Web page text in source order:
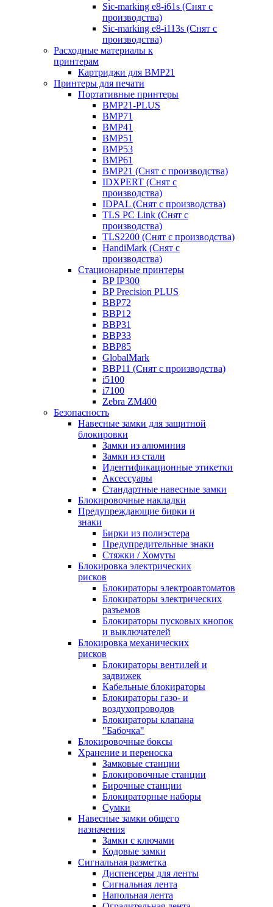
Sic-marking e8-i61s (Снят с
производства)
Sic-marking e8-i113s (Снят с
производства)
Расходные материалы к
принтерам
Картриджи для BMP21
Принтеры для печати
Портативные принтеры
BMP21-PLUS
BMP71
BMP41
BMP51
BMP53
BMP61
BMP21 (Снят с производства)
IDXPERT (Снят с
производства)
IDPAL (Снят с производства)
TLS PC Link (Снят с
производства)
TLS2200 (Снят с производства)
HandiMark (Снят с
производства)
Стационарные принтеры
BP IP300
BP Precision PLUS
BBP72
BBP12
BBP31
BBP33
BBP85
GlobalMark
BBP11 (Снят с производства)
i5100
i7100
Zebra ZM400
Безопасность
Навесные замки для защитной
блокировки
Замки из алюминия
Замки из стали
Идентификационные этикетки
Аксессуары
Стандартные навесные замки
Блокировочные накладки
Предупреждающие бирки и
знаки
Бирки из полиэстера
Предупредительные знаки
Стяжки / Хомуты
Блокировка электрических
рисков
Блокираторы электроавтоматов
Блокираторы электрических
разъемов
Блокираторы пусковых кнопок
и выключателей
Блокировка механических
рисков
Блокираторы вентилей и
задвижек
Кабельные блокираторы
Блокираторы газо- и
воздухопроводов
Блокираторы клапана
"Бабочка"
Блокировочные боксы
Хранение и переноска
Замковые станции
Блокировочные станции
Бирочные станции
Блокираторные наборы
Сумки
Навесные замки общего
назначения
Замки с ключами
Кодовые замки
Сигнальная разметка
Диспенсеры для ленты
Сигнальная лента
Напольная лента